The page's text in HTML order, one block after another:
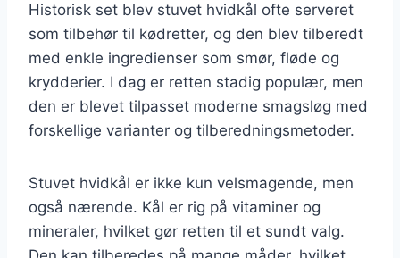
Historisk set blev stuvet hvidkål ofte serveret
som tilbehør til kødretter, og den blev tilberedt
med enkle ingredienser som smør, fløde og
krydderier. I dag er retten stadig populær, men
den er blevet tilpasset moderne smagsløg med
forskellige varianter og tilberedningsmetoder.
Stuvet hvidkål er ikke kun velsmagende, men
også nærende. Kål er rig på vitaminer og
mineraler, hvilket gør retten til et sundt valg.